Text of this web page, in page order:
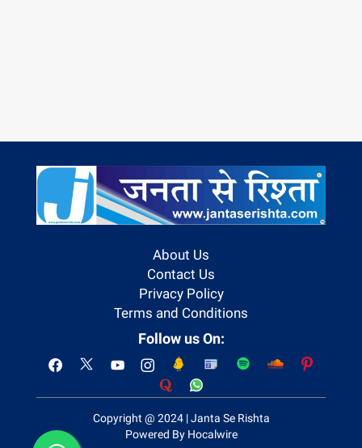
About Us
Contact Us
Privacy Policy
Terms and Conditions
Follow us On:
Copyright @ 2024 | Janta Se Rishta
Powered By Hocalwire